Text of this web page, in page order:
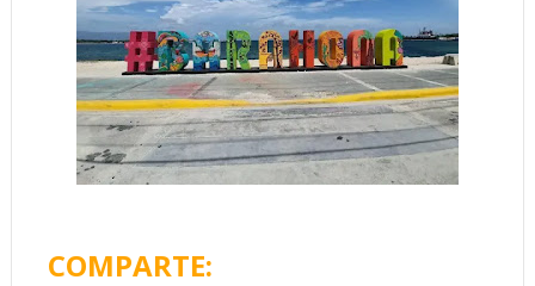
COMPARTE: